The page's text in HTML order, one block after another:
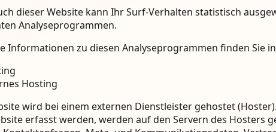
dieser Website kann Ihr Surf-Verhalten statistisch
Analyseprogrammen.
Informationen zu diesen Analyseprogrammen finden Sie
Hosting
wird bei einem externen Dienstleister gehostet
erfasst werden, werden auf den Servern des Hosters